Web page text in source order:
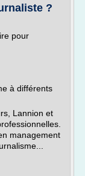
?
pour
à différents
Lannion et
management